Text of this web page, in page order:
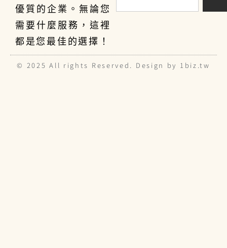
優質的企業。無論您
需要什麼服務，這裡
都是您最佳的選擇！
© 2025 All rights Reserved. Design by 1biz.tw